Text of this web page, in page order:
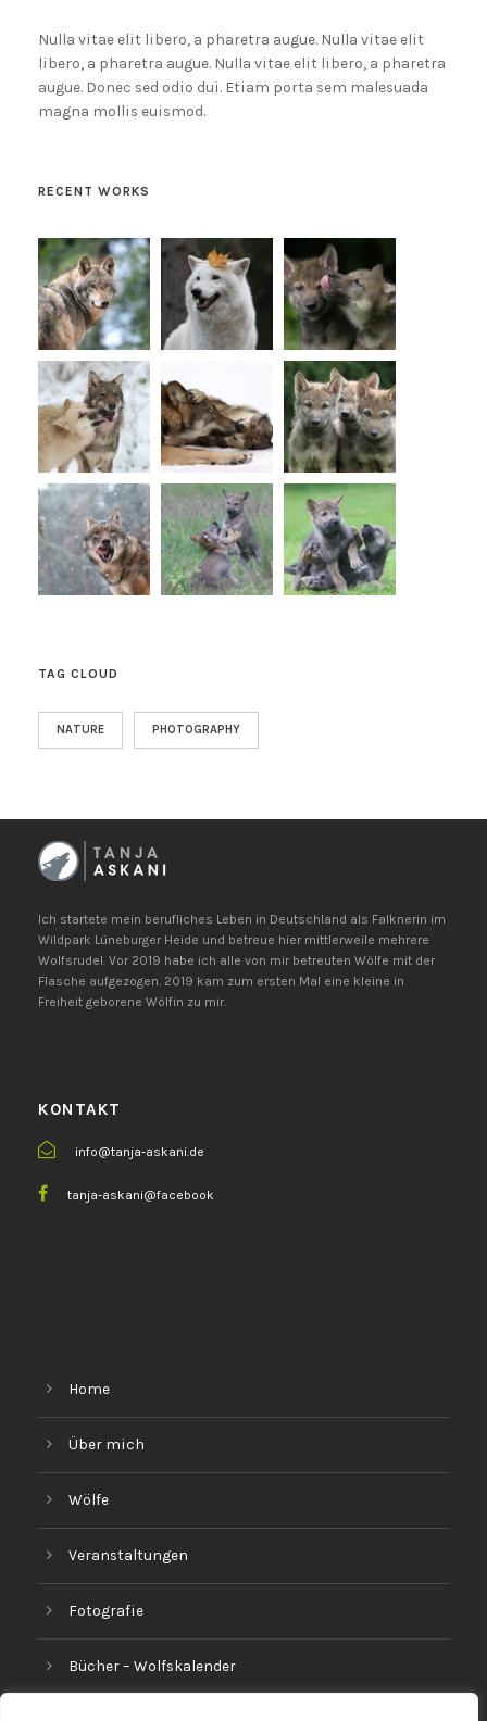
Nulla vitae elit libero, a pharetra augue. Nulla vitae elit
libero, a pharetra augue. Nulla vitae elit libero, a pharetra
augue. Donec sed odio dui. Etiam porta sem malesuada
magna mollis euismod.
RECENT WORKS
TAG CLOUD
NATURE PHOTOGRAPHY
Ich startete mein berufliches Leben in Deutschland als Falknerin im
Wildpark Lüneburger Heide und betreue hier mittlerweile mehrere
Wolfsrudel. Vor 2019 habe ich alle von mir betreuten Wölfe mit der
Flasche aufgezogen. 2019 kam zum ersten Mal eine kleine in
Freiheit geborene Wölfin zu mir.
KONTAKT
info@tanja-askani.de
tanja-askani@facebook
Home
Über mich
Wölfe
Veranstaltungen
Fotografie
Bücher – Wolfskalender